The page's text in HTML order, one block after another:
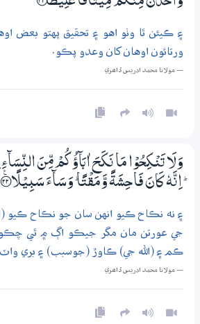
وَّاَخَذْنَ مِنْكُمْ مِّيْثَاقًا غَلِيْظًا ؀21
۽ ڪيئن ٿا وٺو اهو ۽ تحقيق پهتو بعض
ورتائون اوهان کان وعدو پڪو.
— مولانا محمد ادريس ڏاھري
وَلَا تَنْكِحُوْا مَا نَكَحَ اٰبَاۗؤُكُمْ مِّنَ
ۭ اِنَّهٗ كَانَ فَاحِشَةً وَّمَقْتًا ۭ وَسَاۗءَ سَبِيْلًا ؀ۧ22
۽ نه نڪاح ڪيو انهن سان جو نڪاح ڪيو
جي عورتن مان مگر جيڪو اڳ ۾ ٿي چڪو
ڪم ۽ (الله جي) ڪاوڙ (جوسبب) ۽ بري واٽ
— مولانا محمد ادريس ڏاھري